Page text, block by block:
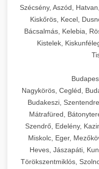
Szécsény, Aszód,
Kiskőrös, Kecel,
Bácsalmás, Kelebia,
Kistelek,
Nagykörös, Cegléd,
Budakeszi,
Mátrafüred,
Szendrő, Edelény,
Miskolc, Eger,
Heves, Jászapáti,
Törökszentmiklós,